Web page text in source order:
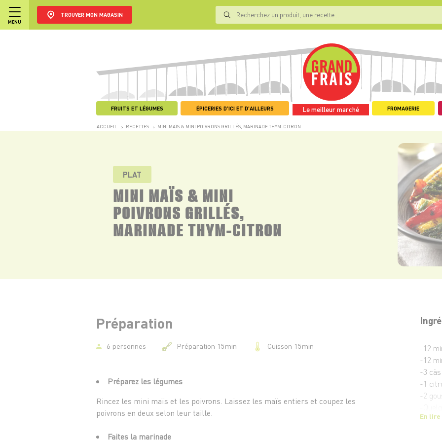
MENU
TROUVER MON MAGASIN
FRUITS ET LÉGUMES ÉPICERIES D'ICI ET D'AILLEURS Le meilleur marché FROMAGERIE
ACCUEIL > RECETTES > MINI MAÏS & MINI POIVRONS GRILLÉS, MARINADE THYM-CITRON
PLAT
MINI MAÏS & MINI
POIVRONS GRILLÉS,
MARINADE THYM-CITRON
-12
-12
-3 càs
-1
-2
-Sel,
En
Préparation
6 personnes Préparation 15min Cuisson 15min
Préparez les légumes
Rincez les mini maïs et les poivrons. Laissez les maïs entiers et coupez les
poivrons en deux selon leur taille.
Faites la marinade